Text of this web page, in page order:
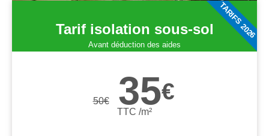
Tarif isolation sous-sol
Avant déduction des aides
50€ 35€
TTC /m²
TARIFS 2026